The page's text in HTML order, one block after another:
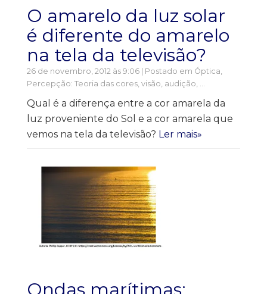
O amarelo da luz solar
é diferente do amarelo
na tela da televisão?
26 de novembro, 2012 às 9:06 | Postado em Óptica
Percepção: Teoria das cores, visão, audição, ...
Qual é a diferença entre a cor amarela da
luz proveniente do Sol e a cor amarela que
vemos na tela da televisão? Ler mais»
Ondas marí­timas: